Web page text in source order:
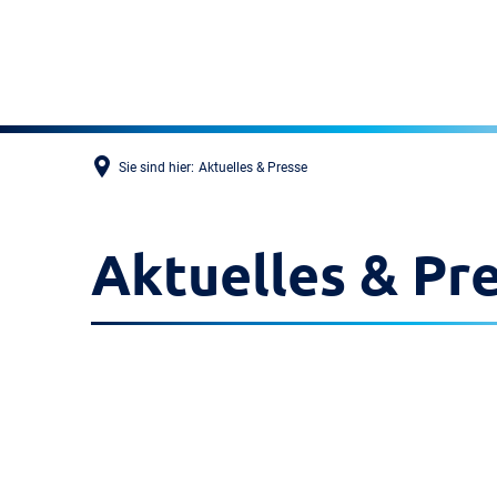
Sie sind hier: Aktuelles & Presse
Aktuelles &